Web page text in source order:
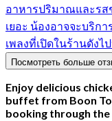
อาหารปริมาณและร
เยอะ น้องอาจจะบริก
เพลงที่เปิดในร้านดังไ
Посмотреть больше
Enjoy delicious
buffet from Boon
booking through the